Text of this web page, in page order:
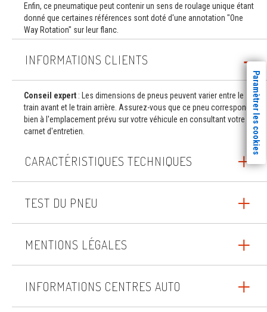
Enfin, ce pneumatique peut contenir un sens de roulage unique étant
donné que certaines références sont doté d'une annotation "One
Way Rotation" sur leur flanc.
INFORMATIONS CLIENTS
Conseil expert : Les dimensions de pneus peuvent varier entre le
train avant et le train arrière. Assurez-vous que ce pneu correspond
bien à l'emplacement prévu sur votre véhicule en consultant votre
carnet d'entretien.
CARACTÉRISTIQUES TECHNIQUES
TEST DU PNEU
MENTIONS LÉGALES
INFORMATIONS CENTRES AUTO
Paramètrer les cookies